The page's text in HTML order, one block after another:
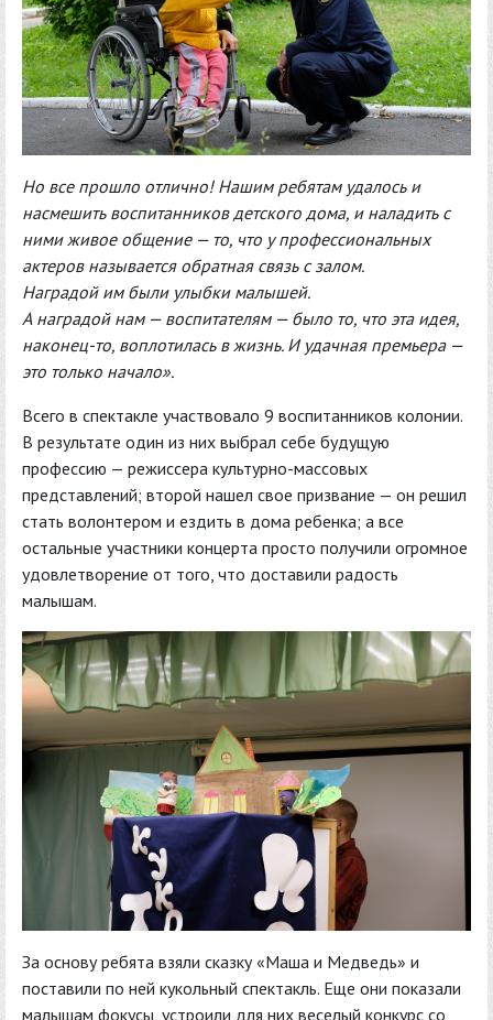
Но все прошло отлично! Нашим ребятам удалось и
насмешить воспитанников детского дома, и наладить с
ними живое общение — то, что у профессиональных
актеров называется обратная связь с залом.
Наградой им были улыбки малышей.
А наградой нам — воспитателям — было то, что эта идея,
наконец-то, воплотилась в жизнь. И удачная премьера —
это только начало».
Всего в спектакле участвовало 9 воспитанников колонии.
В результате один из них выбрал себе будущую
профессию — режиссера культурно-массовых
представлений; второй нашел свое призвание — он решил
стать волонтером и ездить в дома ребенка; а все
остальные участники концерта просто получили огромное
удовлетворение от того, что доставили радость
малышам.
За основу ребята взяли сказку «Маша и Медведь» и
поставили по ней кукольный спектакль. Еще они показали
малышам фокусы, устроили для них веселый конкурс со